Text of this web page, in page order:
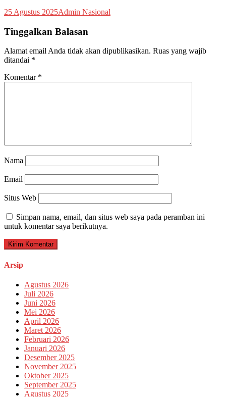
25 Agustus 2025Admin Nasional
Tinggalkan Balasan
Alamat email Anda tidak akan dipublikasikan. Ruas yang wajib
ditandai *
Komentar *
Nama
Email
Situs Web
Simpan nama, email, dan situs web saya pada peramban ini
untuk komentar saya berikutnya.
Arsip
Agustus 2026
Juli 2026
Juni 2026
Mei 2026
April 2026
Maret 2026
Februari 2026
Januari 2026
Desember 2025
November 2025
Oktober 2025
September 2025
Agustus 2025